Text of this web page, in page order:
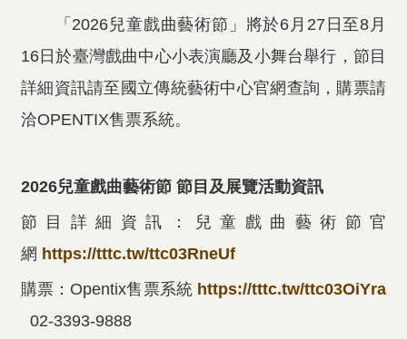
「2026兒童戲曲藝術節」將於6月27日至8月
16日於臺灣戲曲中心小表演廳及小舞台舉行，節目
詳細資訊請至國立傳統藝術中心官網查詢，購票請
洽OPENTIX售票系統。
2026兒童戲曲藝術節 節目及展覽活動資訊
節目詳細資訊：兒童戲曲藝術節官
網 https://tttc.tw/ttc03RneUf
購票：Opentix售票系統 https://tttc.tw/ttc03OiYra
02-3393-9888